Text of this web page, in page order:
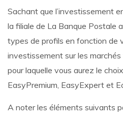
Sachant que l’investissement
la filiale de La Banque Postale
types de profils en fonction de
investissement sur les marchés
pour laquelle vous aurez le
EasyPremium, EasyExpert et
A noter les éléments suivants